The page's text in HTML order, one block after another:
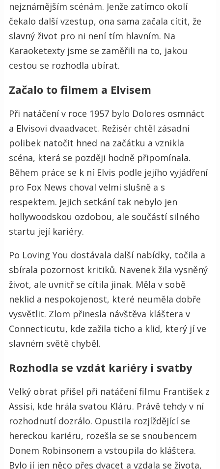
nejznámějším scénám. Jenže zatímco okolí
čekalo další vzestup, ona sama začala cítit, že
slavný život pro ni není tím hlavním. Na
Karaoketexty jsme se zaměřili na to, jakou
cestou se rozhodla ubírat.
Začalo to filmem a Elvisem
Při natáčení v roce 1957 bylo Dolores osmnáct
a Elvisovi dvaadvacet. Režisér chtěl zásadní
polibek natočit hned na začátku a vznikla
scéna, která se později hodně připomínala.
Během práce se k ní Elvis podle jejího vyjádření
pro Fox News choval velmi slušně a s
respektem. Jejich setkání tak nebylo jen
hollywoodskou ozdobou, ale součástí silného
startu její kariéry.
Po Loving You dostávala další nabídky, točila a
sbírala pozornost kritiků. Navenek žila vysněný
život, ale uvnitř se cítila jinak. Měla v sobě
neklid a nespokojenost, které neuměla dobře
vysvětlit. Zlom přinesla návštěva kláštera v
Connecticutu, kde zažila ticho a klid, který jí ve
slavném světě chyběl.
Rozhodla se vzdát kariéry i svatby
Velký obrat přišel při natáčení filmu František z
Assisi, kde hrála svatou Kláru. Právě tehdy v ní
rozhodnutí dozrálo. Opustila rozjíždějící se
hereckou kariéru, rozešla se se snoubencem
Donem Robinsonem a vstoupila do kláštera.
Bylo jí jen něco přes dvacet a vzdala se života,